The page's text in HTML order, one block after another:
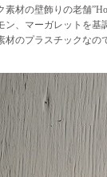
素材の壁飾りの老舗
ン、マーガレットを基
材のプラスチックなの